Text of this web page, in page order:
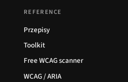
REFERENCE
Przepisy
Toolkit
Free WCAG scanner
WCAG / ARIA